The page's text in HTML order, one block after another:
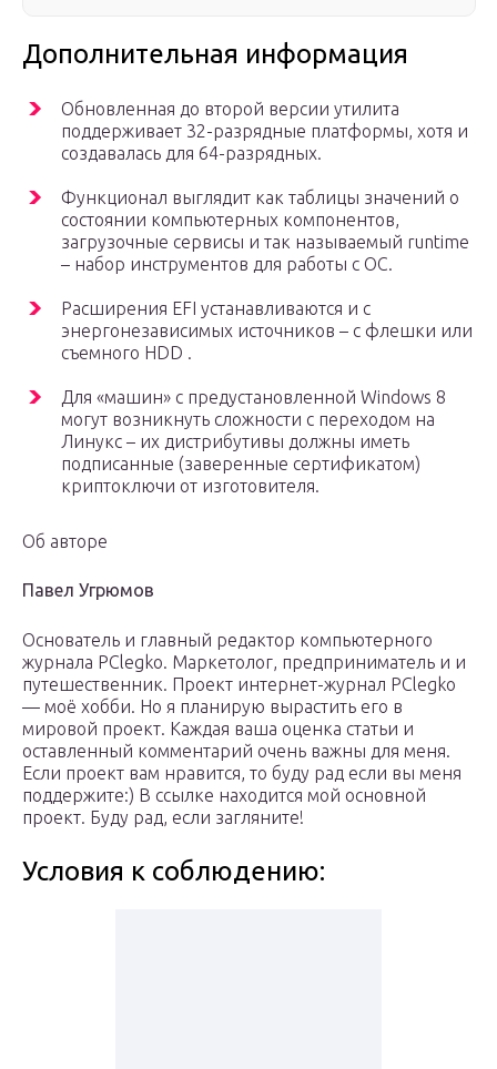
Дополнительная информация
Обновленная до второй версии утилита
поддерживает 32-разрядные платформы, хотя и
создавалась для 64-разрядных.
Функционал выглядит как таблицы значений о
состоянии компьютерных компонентов,
загрузочные сервисы и так называемый runtime
– набор инструментов для работы с ОС.
Расширения EFI устанавливаются и с
энергонезависимых источников – с флешки или
съемного HDD .
Для «машин» с предустановленной Windows 8
могут возникнуть сложности с переходом на
Линукс – их дистрибутивы должны иметь
подписанные (заверенные сертификатом)
криптоключи от изготовителя.
Об авторе
Павел Угрюмов
Основатель и главный редактор компьютерного
журнала PClegko. Маркетолог, предприниматель и и
путешественник. Проект интернет-журнал PClegko
— моё хобби. Но я планирую вырастить его в
мировой проект. Каждая ваша оценка статьи и
оставленный комментарий очень важны для меня.
Если проект вам нравится, то буду рад если вы меня
поддержите:) В ссылке находится мой основной
проект. Буду рад, если загляните!
Условия к соблюдению: